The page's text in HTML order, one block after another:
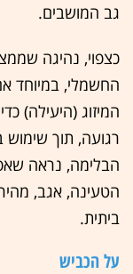
גב המושבים.
כצפוי, נהיגה
החשמלי, במיוחד
המיזוג (היעילה)
רגועה, תוך שימוש
ביתית.
על הכביש